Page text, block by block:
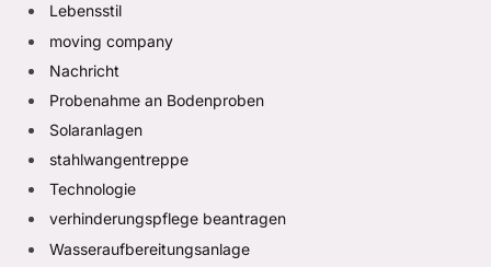
Lebensstil
moving company
Nachricht
Probenahme an Bodenproben
Solaranlagen
stahlwangentreppe
Technologie
verhinderungspflege beantragen
Wasseraufbereitungsanlage